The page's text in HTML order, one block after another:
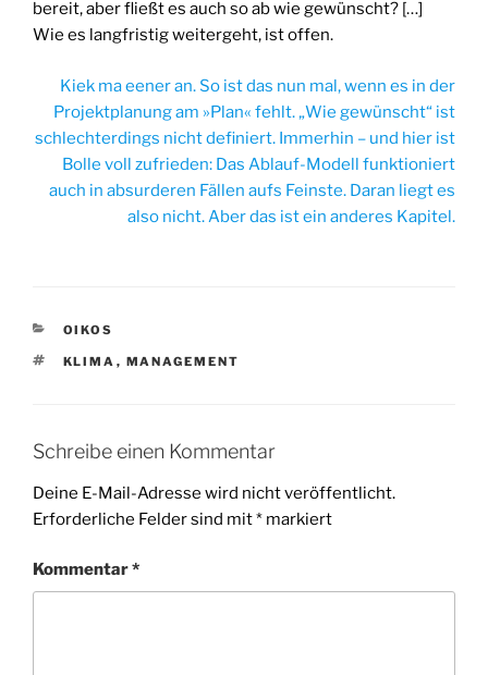
bereit, aber fließt es auch so ab wie gewünscht? […]
Wie es langfristig weitergeht, ist offen.
Kiek ma eener an. So ist das nun mal, wenn es in der
Projektplanung am »Plan« fehlt. „Wie gewünscht“ ist
schlechterdings nicht definiert. Immerhin – und hier ist
Bolle voll zufrieden: Das Ablauf-Modell funktioniert
auch in absurderen Fällen aufs Feinste. Daran liegt es
also nicht. Aber das ist ein anderes Kapitel.
KATEGORIEN
OIKOS
SCHLAGWÖRTER
KLIMA , MANAGEMENT
Schreibe einen Kommentar
Deine E-Mail-Adresse wird nicht veröffentlicht.
Erforderliche Felder sind mit* markiert
Kommentar*